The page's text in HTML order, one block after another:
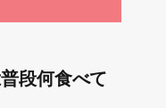
段何食べて